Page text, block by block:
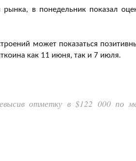
в понедельник показал
может показаться
как 11 июня, так и 7 июля.
отметку в $122 000 по